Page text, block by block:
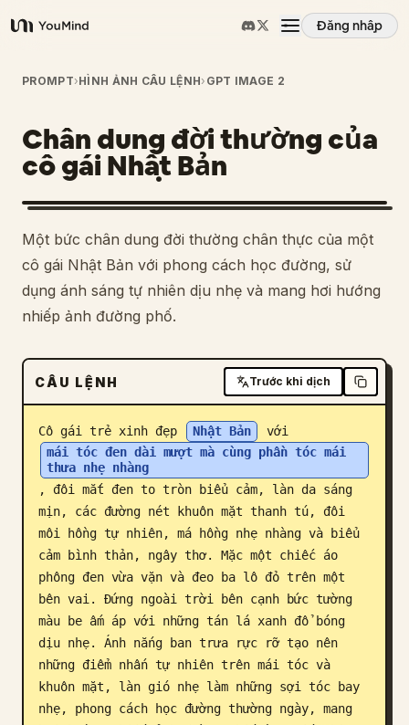
YouMind
Đăng nhập
Tổng quan
Các trường hợp sử dụng
Kỹ năng
Lời nhắc
Giá cả
Tải xuống
Blog
Cập nhật
PROMPT›HÌNH ẢNH CÂU LỆNH› GPT IMAGE 2
Chân dung đời thường của
cô gái Nhật Bản
Một bức chân dung đời thường chân thực của một
cô gái Nhật Bản với phong cách học đường, sử
dụng ánh sáng tự nhiên dịu nhẹ và mang hơi hướng
nhiếp ảnh đường phố.
CÂU LỆNH Trước khi dịch
Cô gái trẻ xinh đẹp Nhật Bản
với
mái tóc đen dài mượt mà cùng phần tóc mái
thưa nhẹ nhàng
, đôi mắt đen to tròn biểu cảm, làn da sáng
mịn, các đường nét khuôn mặt thanh tú, đôi
môi hồng tự nhiên, má hồng nhẹ nhàng và biểu
cảm bình thản, ngây thơ. Mặc một chiếc áo
phông đen vừa vặn và đeo ba lô đỏ trên một
bên vai. Đứng ngoài trời bên cạnh bức tường
màu be ấm áp với những tán lá xanh đổ bóng
dịu nhẹ. Ánh nắng ban trưa rực rỡ tạo nên
những điểm nhấn tự nhiên trên mái tóc và
khuôn mặt, làn gió nhẹ làm những sợi tóc bay
nhẹ, phong cách học đường thường ngày, mang